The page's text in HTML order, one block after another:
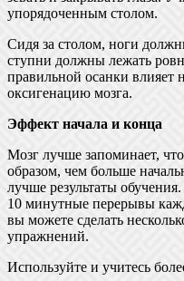
упорядоченным столом.
Сидя за столом, ноги
ступни должны лежать
правильной осанки влияет
оксигенацию мозга.
Эффект начала и конца
Мозг лучше запоминает,
образом, чем больше
лучше результаты
10 минутные перерывы
вы можете сделать
упражнений.
Используйте и учитесь